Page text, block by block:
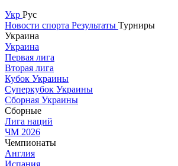
Укр Рус
Новости спорта Результаты Турниры
Украина
Украина
Первая лига
Вторая лига
Кубок Украины
Суперкубок Украины
Сборная Украины
Сборные
Лига наций
ЧМ 2026
Чемпионаты
Англия
Испания